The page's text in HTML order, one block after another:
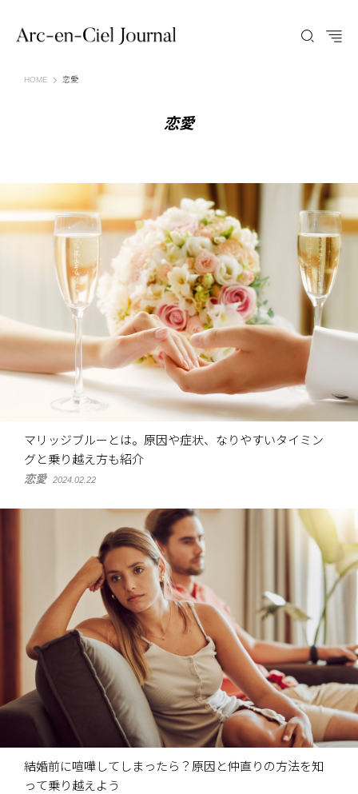
HOME Arc-en-Ciel Journal（アルカンシエル ジャーナル）
恋愛
恋愛
マリッジブルーとは。原因や症状、なりやすいタイミン
グと乗り越え方も紹介
恋愛 2024.02.22
結婚前に喧嘩してしまったら？原因と仲直りの方法を知
って乗り越えよう